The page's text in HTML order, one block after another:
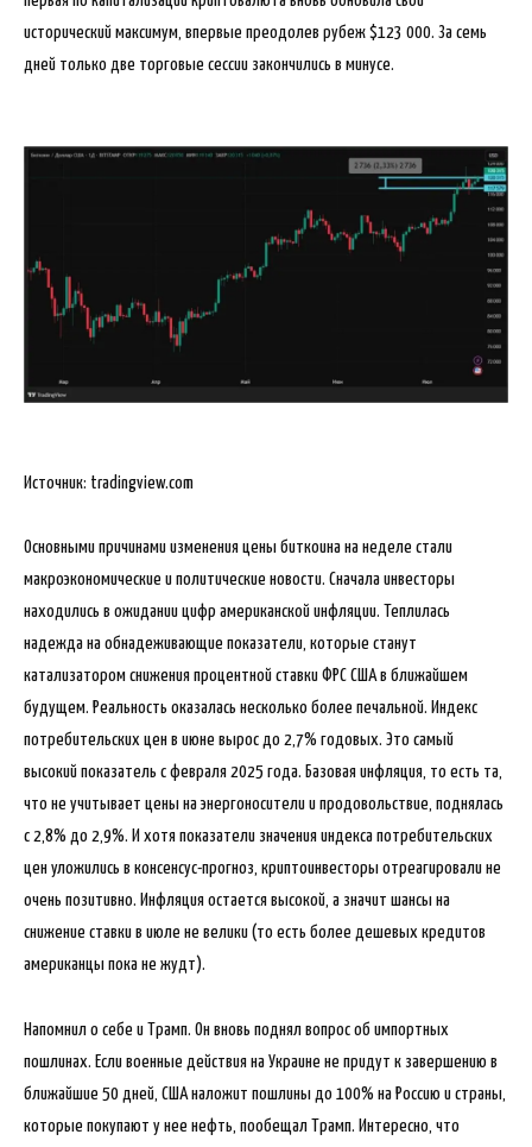
исторический максимум, впервые преодолев рубеж $123 000. За семь
дней только две торговые сессии закончились в минусе.
Источник: tradingview.com
Основными причинами изменения цены биткоина на неделе стали
макроэкономические и политические новости. Сначала инвесторы
находились в ожидании цифр американской инфляции. Теплилась
надежда на обнадеживающие показатели, которые станут
катализатором снижения процентной ставки ФРС США в ближайшем
будущем. Реальность оказалась несколько более печальной. Индекс
потребительских цен в июне вырос до 2,7% годовых. Это самый
высокий показатель с февраля 2025 года. Базовая инфляция, то есть та,
что не учитывает цены на энергоносители и продовольствие, поднялась
с 2,8% до 2,9%. И хотя показатели значения индекса потребительских
цен уложились в консенсус-прогноз, криптоинвесторы отреагировали не
очень позитивно. Инфляция остается высокой, а значит шансы на
снижение ставки в июле не велики (то есть более дешевых кредитов
американцы пока не жудт).
Напомнил о себе и Трамп. Он вновь поднял вопрос об импортных
пошлинах. Если военные действия на Украине не придут к завершению в
ближайшие 50 дней, США наложит пошлины до 100% на Россию и страны,
которые покупают у нее нефть, пообещал Трамп. Интересно, что